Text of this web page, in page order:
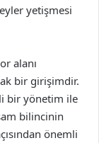
yetişmesi
alanı
bir girişimdir.
bir yönetim ile
bilincinin
önemli